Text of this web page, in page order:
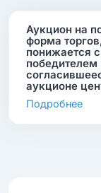
Аукцион на
форма
понижается
победителем
аукционе
Подробнее